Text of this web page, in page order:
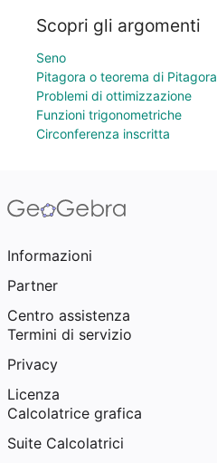
Scopri gli argomenti
Seno
Pitagora o teorema di Pitagora
Problemi di ottimizzazione
Funzioni trigonometriche
Circonferenza inscritta
Informazioni
Partner
Centro assistenza
Termini di servizio
Privacy
Licenza
Calcolatrice grafica
Suite Calcolatrici